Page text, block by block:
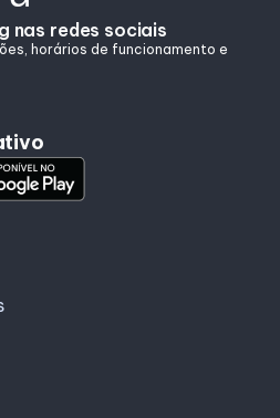
nas redes sociais
horários de funcionamento e